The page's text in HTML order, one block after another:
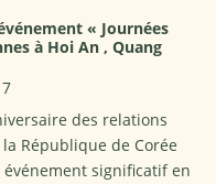
« Journées
à Hoi An , Quang
des relations
République de Corée
événement significatif en